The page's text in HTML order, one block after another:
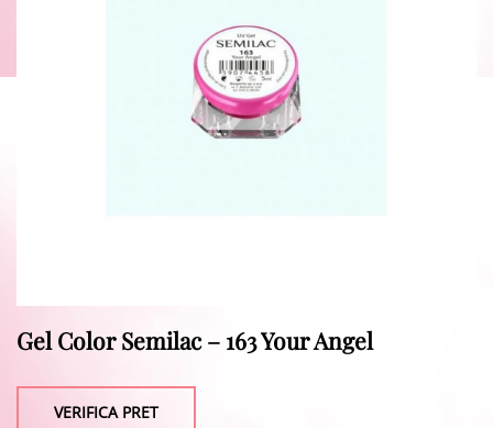
Gel Color Semilac – 163 Your Angel
VERIFICA PRET